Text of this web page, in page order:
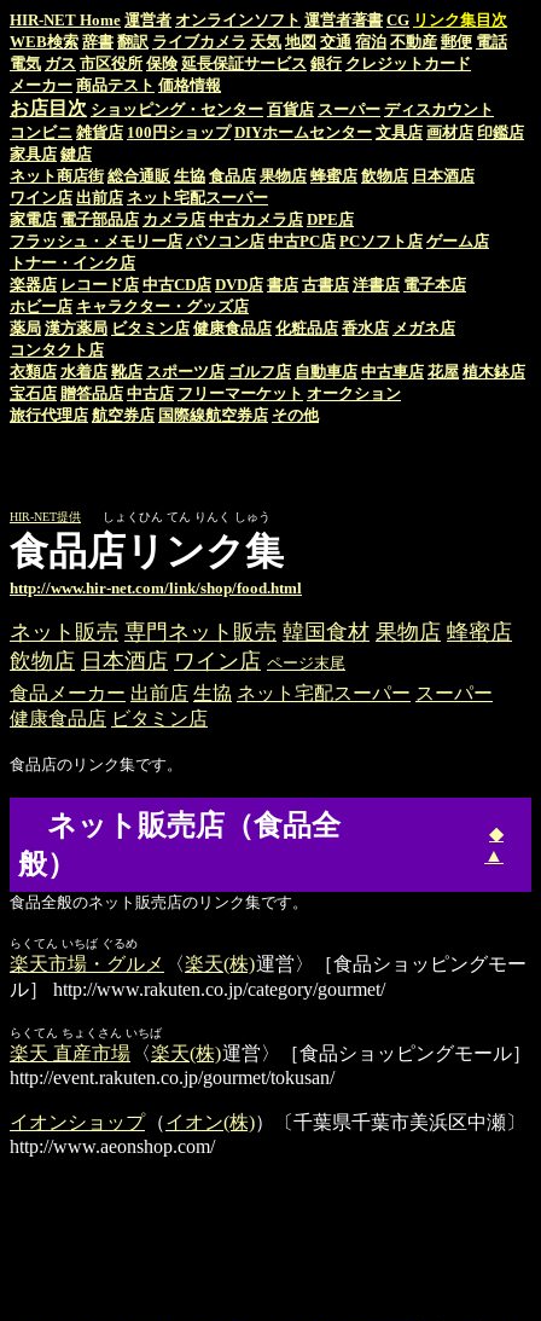
HIR-NET Home 運営者 オンラインソフト 運営者著書 CG リンク集目次
WEB検索 辞書 翻訳 ライブカメラ 天気 地図 交通 宿泊 不動産 郵便 電話
電気 ガス 市区役所 保険 延長保証サービス 銀行 クレジットカード
メーカー 商品テスト 価格情報
お店目次 ショッピング・センター 百貨店 スーパー ディスカウント
コンビニ 雑貨店 100円ショップ DIYホームセンター 文具店 画材店 印鑑店
家具店 鍵店
ネット商店街 総合通販 生協 食品店 果物店 蜂蜜店 飲物店 日本酒店
ワイン店 出前店 ネット宅配スーパー
家電店 電子部品店 カメラ店 中古カメラ店 DPE店
フラッシュ・メモリー店 パソコン店 中古PC店 PCソフト店 ゲーム店
トナー・インク店
楽器店 レコード店 中古CD店 DVD店 書店 古書店 洋書店 電子本店
ホビー店 キャラクター・グッズ店
薬局 漢方薬局 ビタミン店 健康食品店 化粧品店 香水店 メガネ店
コンタクト店
衣類店 水着店 靴店 スポーツ店 ゴルフ店 自動車店 中古車店 花屋 植木鉢店
宝石店 贈答品店 中古店 フリーマーケット オークション
旅行代理店 航空券店 国際線航空券店 その他
HIR-NET提供 しょくひん てん りんく しゅう
食品店リンク集
http://www.hir-net.com/link/shop/food.html
ネット販売 専門ネット販売 韓国食材 果物店 蜂蜜店
飲物店 日本酒店 ワイン店 ページ末尾
食品メーカー 出前店 生協 ネット宅配スーパー スーパー
健康食品店 ビタミン店
食品店のリンク集です。
ネット販売店（食品全
般）
◆
▲
食品全般のネット販売店のリンク集です。
らくてん いちば ぐるめ
楽天市場・グルメ 〈楽天(株)運営〉［食品ショッピングモー
ル］
http://www.rakuten.co.jp/category/gourmet/
らくてん ちょくさん いちば
楽天 直産市場 〈楽天(株)運営〉［食品ショッピングモール］
http://event.rakuten.co.jp/gourmet/tokusan/
イオンショップ （イオン(株)）〔千葉県千葉市美浜区中瀬〕
http://www.aeonshop.com/